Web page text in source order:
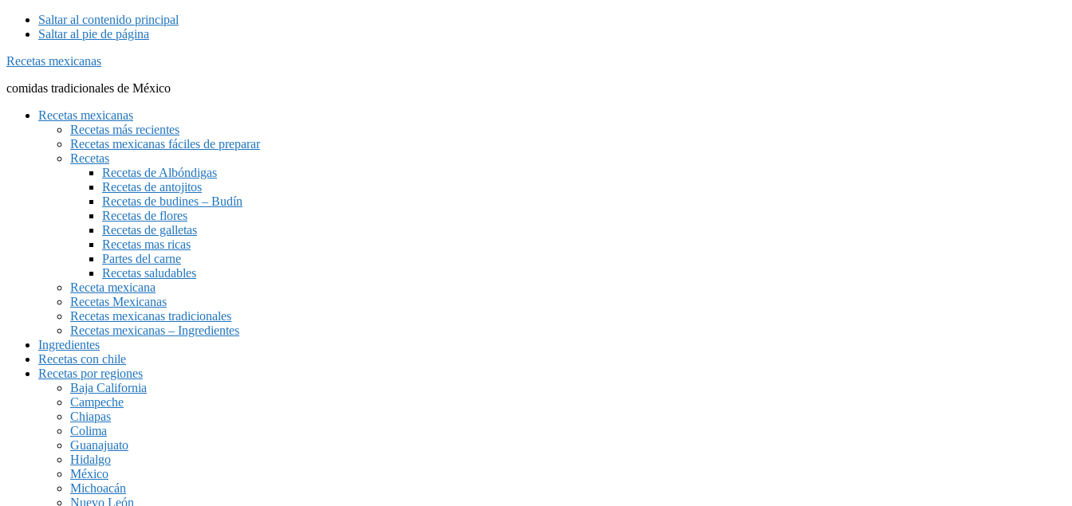
Saltar al contenido principal
Saltar al pie de página
Recetas mexicanas
comidas tradicionales de México
Recetas mexicanas
Recetas más recientes
Recetas mexicanas fáciles de preparar
Recetas
Recetas de Albóndigas
Recetas de antojitos
Recetas de budines – Budín
Recetas de flores
Recetas de galletas
Recetas mas ricas
Partes del carne
Recetas saludables
Receta mexicana
Recetas Mexicanas
Recetas mexicanas tradicionales
Recetas mexicanas – Ingredientes
Ingredientes
Recetas con chile
Recetas por regiones
Baja California
Campeche
Chiapas
Colima
Guanajuato
Hidalgo
México
Michoacán
Nuevo León